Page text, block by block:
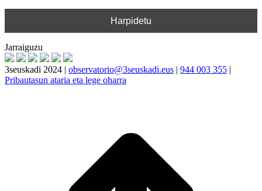
Jarraiguzu
3seuskadi 2024 | observatorio@3seuskadi.eus | 944 003 355 |
Pribautasun ataria eta lege oharra